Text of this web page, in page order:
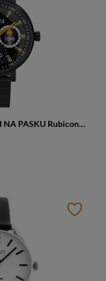
SMARTWATCH DAMSKI NA PASKU Rubicon RNBE64 - CIŚNIENIOMIERZ, PULSOKSYMETR (sr013d)